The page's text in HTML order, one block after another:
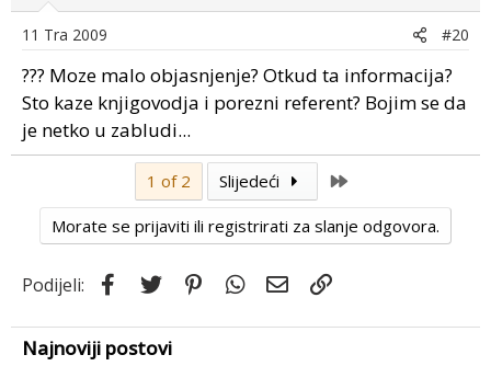
11 Tra 2009 #20
??? Moze malo objasnjenje? Otkud ta informacija?
Sto kaze knjigovodja i porezni referent? Bojim se da
je netko u zabludi...
1 of 2 Slijedeći
Morate se prijaviti ili registrirati za slanje odgovora.
Podijeli: Facebook
Twitter PinterestWhatsApp
Email
Najnoviji postovi